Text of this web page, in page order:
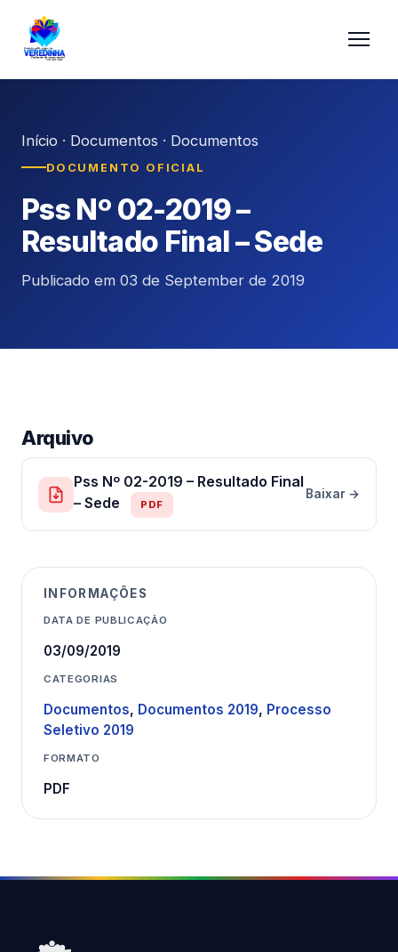
Início · Documentos · Documentos
DOCUMENTO OFICIAL
Pss Nº 02-2019 –
Resultado Final – Sede
Publicado em 03 de September de 2019
Arquivo
Pss Nº 02-2019 – Resultado Final
– Sede
PDF
Baixar →
INFORMAÇÕES
DATA DE PUBLICAÇÃO
03/09/2019
CATEGORIAS
Documentos, Documentos 2019, Processo
Seletivo 2019
FORMATO
PDF